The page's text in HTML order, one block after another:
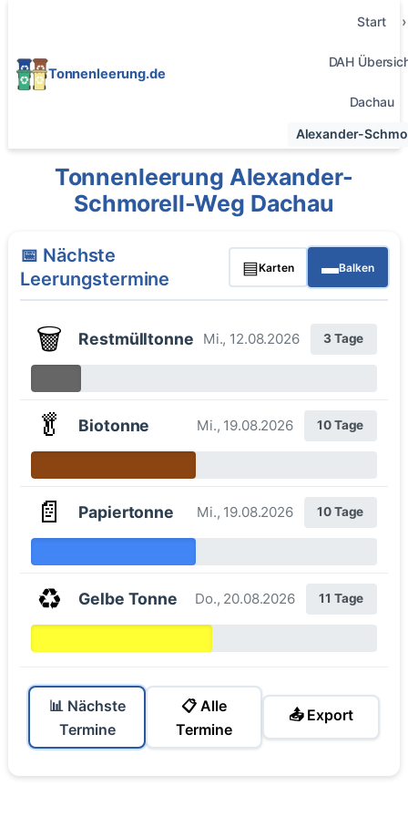
Tonnenleerung.de
Start
DAH
Dachau
Alexander-
Tonnenleerung Alexander-
Schmorell-Weg Dachau
📅 Nächste
Leerungstermine
▤Karten ▬Balken
🗑️ Restmülltonne Mi., 12.08.2026 3 Tage
🥬 Biotonne Mi., 19.08.2026 10 Tage
📄 Papiertonne Mi., 19.08.2026 10 Tage
♻️ Gelbe Tonne Do., 20.08.2026 11 Tage
📊 Nächste
Termine
📋 Alle
Termine
📤 Export